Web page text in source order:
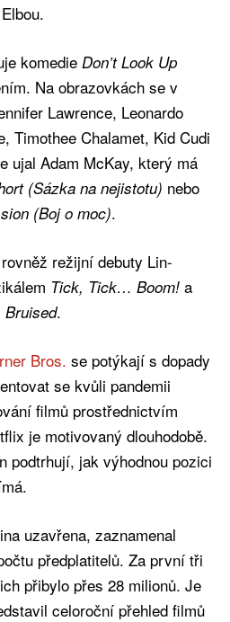
komedie Don’t Look Up
Na obrazovkách se v
Lawrence, Leonardo
Timothee Chalamet, Kid Cudi
ujal Adam McKay, který má
(Sázka na nejistotu) nebo
(Boj o moc).
režijní debuty Lin-
Tick, Tick… Boom! a
Bruised.
Bros. se potýkají s dopady
se kvůli pandemii
filmů prostřednictvím
je motivovaný dlouhodobě.
podtrhují, jak výhodnou pozici
uzavřena, zaznamenal
předplatitelů. Za první tři
přibylo přes 28 milionů. Je
celoroční přehled filmů